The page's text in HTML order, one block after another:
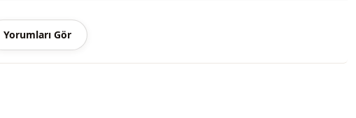
Polyester , %10 Pamuk
Yorumları Gör